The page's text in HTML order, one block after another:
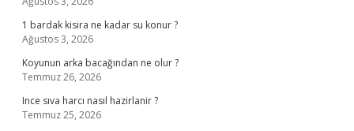
1 bardak kisira ne kadar su konur ?
Ağustos 3, 2026
Koyunun arka bacağından ne olur ?
Temmuz 26, 2026
Ince sıva harcı nasıl hazirlanir ?
Temmuz 25, 2026